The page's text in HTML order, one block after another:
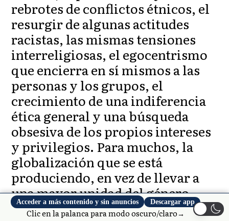
rebrotes de conflictos étnicos, el
resurgir de algunas actitudes
racistas, las mismas tensiones
interreligiosas, el egocentrismo
que encierra en sí mismos a las
personas y los grupos, el
crecimiento de una indiferencia
ética general y una búsqueda
obsesiva de los propios intereses
y privilegios. Para muchos, la
globalización que se está
produciendo, en vez de llevar a
una mayor unidad del género
humano, amenaza con seguir una
Acceder a más contenido y sin anuncios Descargar app
Clic en la palanca para modo oscuro/claro→